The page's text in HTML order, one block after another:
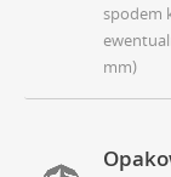
spodem
mm)